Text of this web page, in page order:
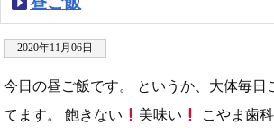
2020年11月06日
今日の昼ご飯です。 というか、大体毎日
てます。 飽きない
美味い
こやま歯